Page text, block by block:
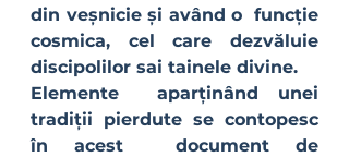
din veșnicie și având o  funcție
cosmica, cel care dezvăluie
discipolilor sai tainele divine.
Elemente  aparținând unei
tradiții pierdute se contopesc
în acest  document de